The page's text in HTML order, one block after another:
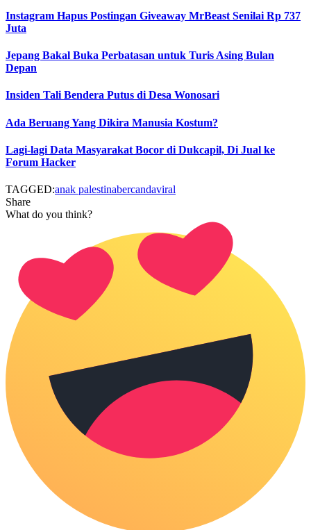
Instagram Hapus Postingan Giveaway MrBeast Senilai Rp 737
Juta
Jepang Bakal Buka Perbatasan untuk Turis Asing Bulan
Depan
Insiden Tali Bendera Putus di Desa Wonosari
Ada Beruang Yang Dikira Manusia Kostum?
Lagi-lagi Data Masyarakat Bocor di Dukcapil, Di Jual ke
Forum Hacker
TAGGED:anak palestinabercandaviral
Share
What do you think?